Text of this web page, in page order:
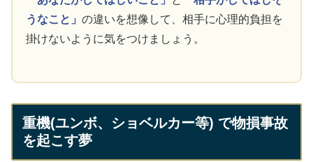
うなこと」の違いを想像して、相手に心理的負担を
掛けないように気をつけましょう。
重機(ユンボ、ショベルカー等) で物損事故
を起こす夢